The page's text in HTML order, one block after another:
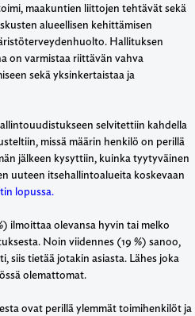
maakuntien liittojen tehtävät sekä
alueellisen kehittämisen
Hallituksen
on varmistaa riittävän vahva
sekä yksinkertaistaa ja
selvitettiin kahdella
missä määrin henkilö on perillä
jälkeen kysyttiin, kuinka tyytyväinen
uuteen itsehallintoalueita koskevaan
lopussa.
ilmoittaa olevansa hyvin tai melko
Noin viidennes (19 %) sanoo,
siis tietää jotakin asiasta. Lähes joka
olemattomat.
ovat perillä ylemmät toimihenkilöt ja